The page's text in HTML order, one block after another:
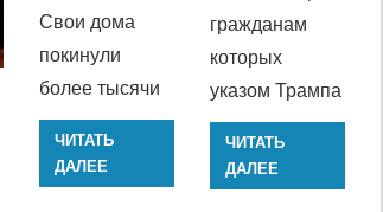
Свои дома
покинули
более тысячи
ЧИТАТЬ
ДАЛЕЕ
гражданам
которых
указом Трампа
ЧИТАТЬ
ДАЛЕЕ